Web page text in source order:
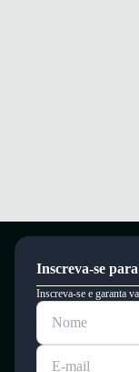
Inscreva-se
Inscreva-se e garanta